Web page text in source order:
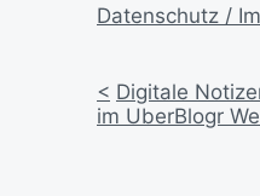
Datenschutz /
< Digitale
im UberBlogr